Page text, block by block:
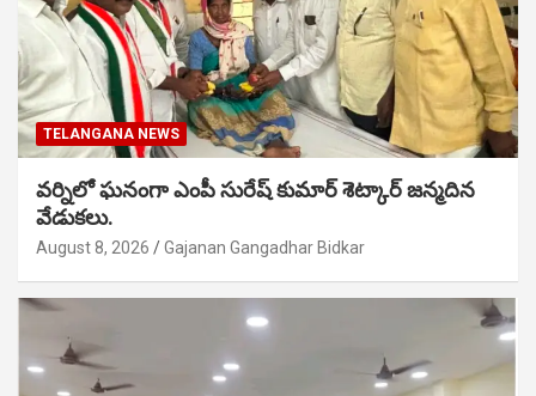
TELANGANA NEWS
వర్నిలో ఘనంగా ఎంపీ సురేష్ కుమార్ శెట్కార్ జన్మదిన
వేడుకలు.
August 8, 2026 Gajanan Gangadhar Bidkar